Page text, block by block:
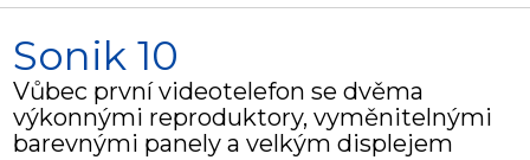
Sonik 10
Vůbec první videotelefon se dvěma
výkonnými reproduktory, vyměnitelnými
barevnými panely a velkým displejem